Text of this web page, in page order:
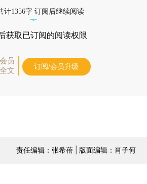
计1356字 订阅后继续阅读
获取已订阅的阅读权限
员
文
订阅/会员升级
责任编辑：张希蓓 | 版面编辑：肖子何